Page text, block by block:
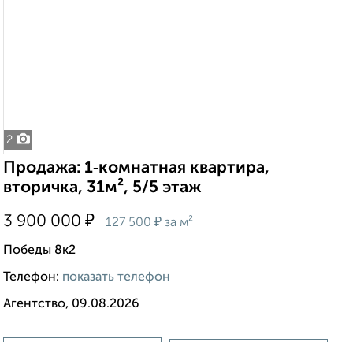
2
Продажа: 1‑комнатная квартира,
вторичка, 31м², 5/5 этаж
3 900 000 ₽ 127 500 ₽ за м²
Победы 8к2
Телефон: показать телефон
Агентство, 09.08.2026